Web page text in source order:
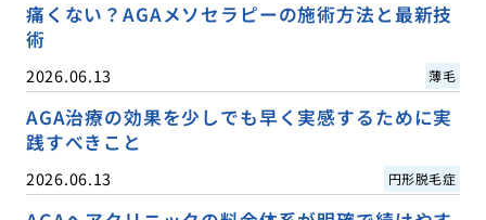
痛くない？AGAメソセラピーの施術方法と最新技
術
2026.06.13 薄毛
AGA治療の効果を少しでも早く実感するために実
践すべきこと
2026.06.13 円形脱毛症